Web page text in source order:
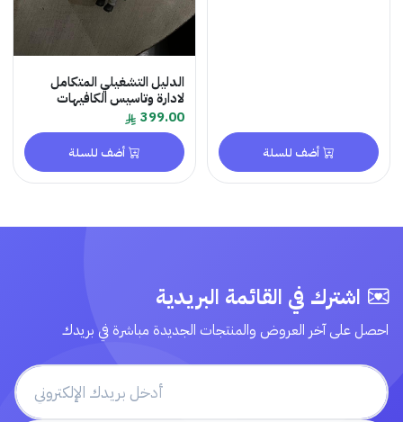
أضف للسلة
الدليل التشغيلي المتكامل
لادارة وتاسيس الكافيهات
399.00
أضف للسلة
اشترك في القائمة البريدية
احصل على آخر العروض والمنتجات الجديدة مباشرة في بريدك